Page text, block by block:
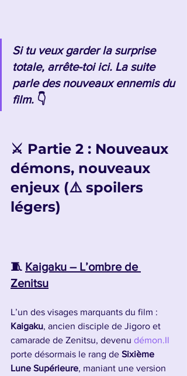
Si tu veux garder la surprise
totale, arrête-toi ici. La suite
parle des nouveaux ennemis du
film. 👇
⚔️ Partie 2 : Nouveaux
démons, nouveaux
enjeux (⚠️ spoilers
légers)
🧵 Kaigaku – L’ombre de
Zenitsu
L’un des visages marquants du film :
Kaigaku, ancien disciple de Jigoro et
camarade de Zenitsu, devenu démon.Il
porte désormais le rang de Sixième
Lune Supérieure, maniant une version